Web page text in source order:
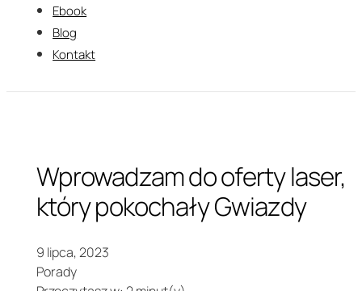
Ebook
Blog
Kontakt
Wprowadzam do oferty laser,
który pokochały Gwiazdy
9 lipca, 2023
Porady